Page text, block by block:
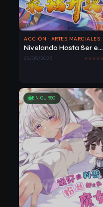
ACCIÓN · ARTES MARCIALES
Nivelando Hasta Ser el Más Fuerte
22/05/2025
EN CURSO